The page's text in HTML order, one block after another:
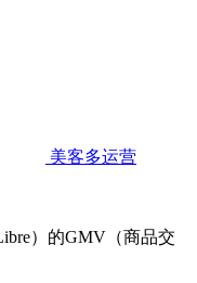
美客多运营
）的GMV（商品交